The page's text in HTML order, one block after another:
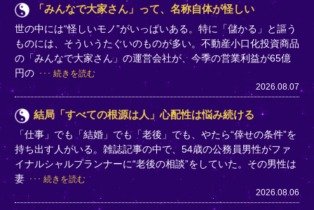
「みんなで大家さん」って、名称自体が怪しい
世の中には“怪しいモノ”がいっぱいある。特に「儲かる」と謳う
ものには、そういうたぐいのものが多い。不動産小口化投資商品
の「みんなで大家さん」の運営会社が、今季の営業利益が65億
円の
続きを読む
2026.08.07
結局「すべての根源は人」心配性は悩み続ける
「仕事」でも「結婚」でも「老後」でも、やたら“倖せの条件”を
持ち出す人がいる。雑誌記事の中で、54歳の公務員男性がファ
イナルシャルプランナーに“老後の相談”をしていた。その男性は
妻
続きを読む
2026.08.06